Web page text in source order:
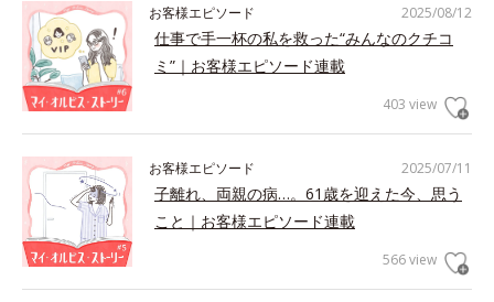
2025/08/12
お客様エピソード
仕事で手一杯の私を救った“みんなのクチコ
ミ”｜お客様エピソード連載
403 view
2025/07/11
お客様エピソード
子離れ、両親の病…。61歳を迎えた今、思う
こと｜お客様エピソード連載
566 view